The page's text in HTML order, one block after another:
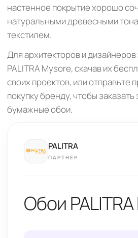
настенное покрытие хорошо
натуральными древесными
текстилем.
Для архитекторов и
PALITRA Mysore, скачав их
своих проектов, или отправьте
покупку бренду, чтобы
бумажные обои.
PALITRA
ПАРТНЕР
Обои